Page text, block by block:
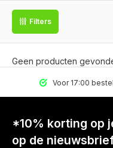
Filters
Geen producten
Voor 17:00
*10% korting op
op de